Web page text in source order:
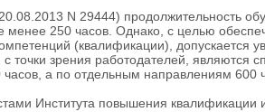
N 29444) продолжительность
менее 250 часов. Однако, с целью
(квалификации), допускается
зрения работодателей, являются
а по отдельным направлениям 600
Института повышения квалификации